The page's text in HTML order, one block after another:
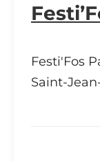
Festi'Fos
Saint-